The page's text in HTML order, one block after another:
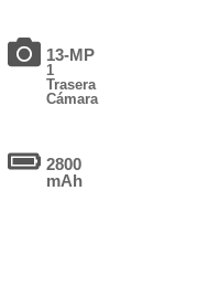
13-MP
1
Trasera
Cámara
2800
mAh